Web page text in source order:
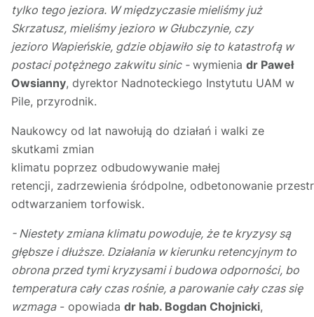
tylko tego jeziora. W międzyczasie mieliśmy już
Skrzatusz, mieliśmy jezioro w Głubczynie, czy
jezioro Wapieńskie, gdzie objawiło się to katastrofą w
postaci potężnego zakwitu sinic -wymienia dr Paweł
Owsianny, dyrektor Nadnoteckiego Instytutu UAM w
Pile, przyrodnik.
Naukowcy od lat nawołują do działań i walki ze
skutkami zmian
klimatu poprzez odbudowywanie małej
retencji, zadrzewienia śródpolne, odbetonowanie
odtwarzaniem torfowisk.
- Niestety zmiana klimatu powoduje, że te kryzysy są
głębsze i dłuższe. Działania w kierunku retencyjnym to
obrona przed tymi kryzysami i budowa odporności, bo
temperatura cały czas rośnie, a parowanie cały czas się
wzmaga- opowiada dr hab. Bogdan Chojnicki,